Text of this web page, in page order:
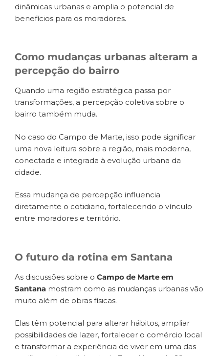
dinâmicas urbanas e amplia o potencial de
benefícios para os moradores.
Como mudanças urbanas alteram a
percepção do bairro
Quando uma região estratégica passa por
transformações, a percepção coletiva sobre o
bairro também muda.
No caso do Campo de Marte, isso pode significar
uma nova leitura sobre a região, mais moderna,
conectada e integrada à evolução urbana da
cidade.
Essa mudança de percepção influencia
diretamente o cotidiano, fortalecendo o vínculo
entre moradores e território.
O futuro da rotina em Santana
As discussões sobre o Campo de Marte em
Santana mostram como as mudanças urbanas vão
muito além de obras físicas.
Elas têm potencial para alterar hábitos, ampliar
possibilidades de lazer, fortalecer o comércio local
e transformar a experiência de viver em uma das